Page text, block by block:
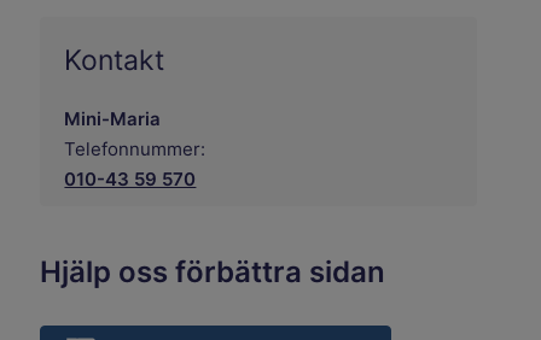
Kontakt
Mini-Maria
Telefonnummer:
010-43 59 570
Hjälp oss förbättra sidan